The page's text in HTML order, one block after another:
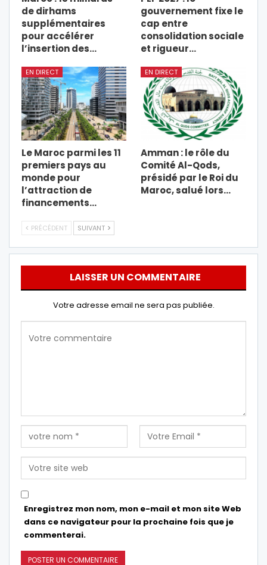
de dirhams
supplémentaires
pour accélérer
l’insertion des…
gouvernement fixe le
cap entre
consolidation sociale
et rigueur…
EN DIRECT
Le Maroc parmi les 11
premiers pays au
monde pour
l’attraction de
financements…
EN DIRECT
Amman : le rôle du
Comité Al-Qods,
présidé par le Roi du
Maroc, salué lors…
PRÉCÉDENT SUIVANT
LAISSER UN COMMENTAIRE
Votre adresse email ne sera pas publiée.
Enregistrez mon nom, mon e-mail et mon site Web
dans ce navigateur pour la prochaine fois que je
commenterai.